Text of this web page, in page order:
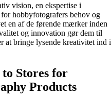
vision, en ekspertise i
hobbyfotografers behov og
en af de førende mærker inden
og innovation gør dem til
at bringe lysende kreativitet ind i
Stores for
Products